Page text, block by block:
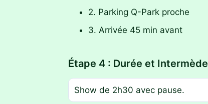
2. Parking Q-Park proche
3. Arrivée 45 min avant
Étape 4 : Durée et Intermède
Show de 2h30 avec pause.